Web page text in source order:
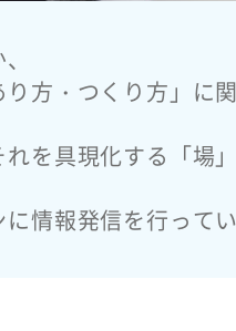
方・つくり方」に
を具現化する「場
情報発信を行ってい